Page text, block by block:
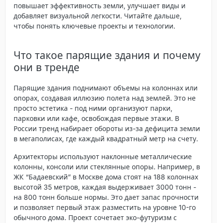
повышает эффективность земли, улучшает виды и
добавляет визуальной легкости. Читайте дальше,
чтобы понять ключевые проекты и технологии.
Что такое парящие здания и почему
они в тренде
Парящие здания поднимают объемы на колоннах или
опорах, создавая иллюзию полета над землей. Это не
просто эстетика - под ними организуют парки,
парковки или кафе, освобождая первые этажи. В
России тренд набирает обороты из-за дефицита земли
в мегаполисах, где каждый квадратный метр на счету.
Архитекторы используют наклонные металлические
колонны, консоли или стеклянные опоры. Например, в
ЖК “Бадаевский” в Москве дома стоят на 188 колоннах
высотой 35 метров, каждая выдерживает 3000 тонн -
на 800 тонн больше нормы. Это дает запас прочности
и позволяет первый этаж разместить на уровне 10-го
обычного дома. Проект сочетает эко-футуризм с